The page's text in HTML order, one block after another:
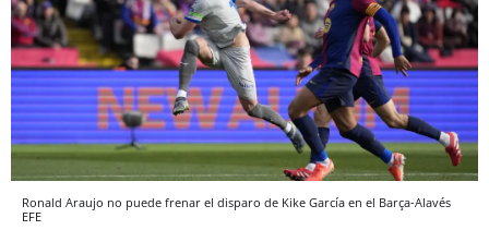
Ronald Araujo no puede frenar el disparo de Kike García en el Barça-Alavés
EFE